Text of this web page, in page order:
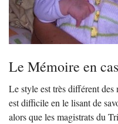
Le Mémoire en
Le style est très différent
est difficile en le lisant de
alors que les magistrats du